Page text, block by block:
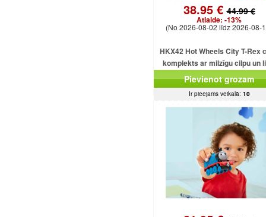
38.95 €44.99 €
Atlaide: -13%
(No 2026-08-02 līdz 2026-08-
HKX42 Hot Wheels City T-Rex
komplekts ar milzīgu cilpu un
dinozauru
Pievienot grozam
Ir pieejams veikalā: 10